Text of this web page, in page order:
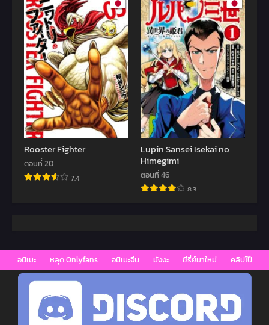
Rooster Fighter
ตอนที่ 20
7.4
Lupin Sansei Isekai no
Himegimi
ตอนที่ 46
8.3
อนิเมะ หลุด Onlyfans อนิเมะจีน มังงะ ซีรี่ย์มาใหม่ คลิปโป๊